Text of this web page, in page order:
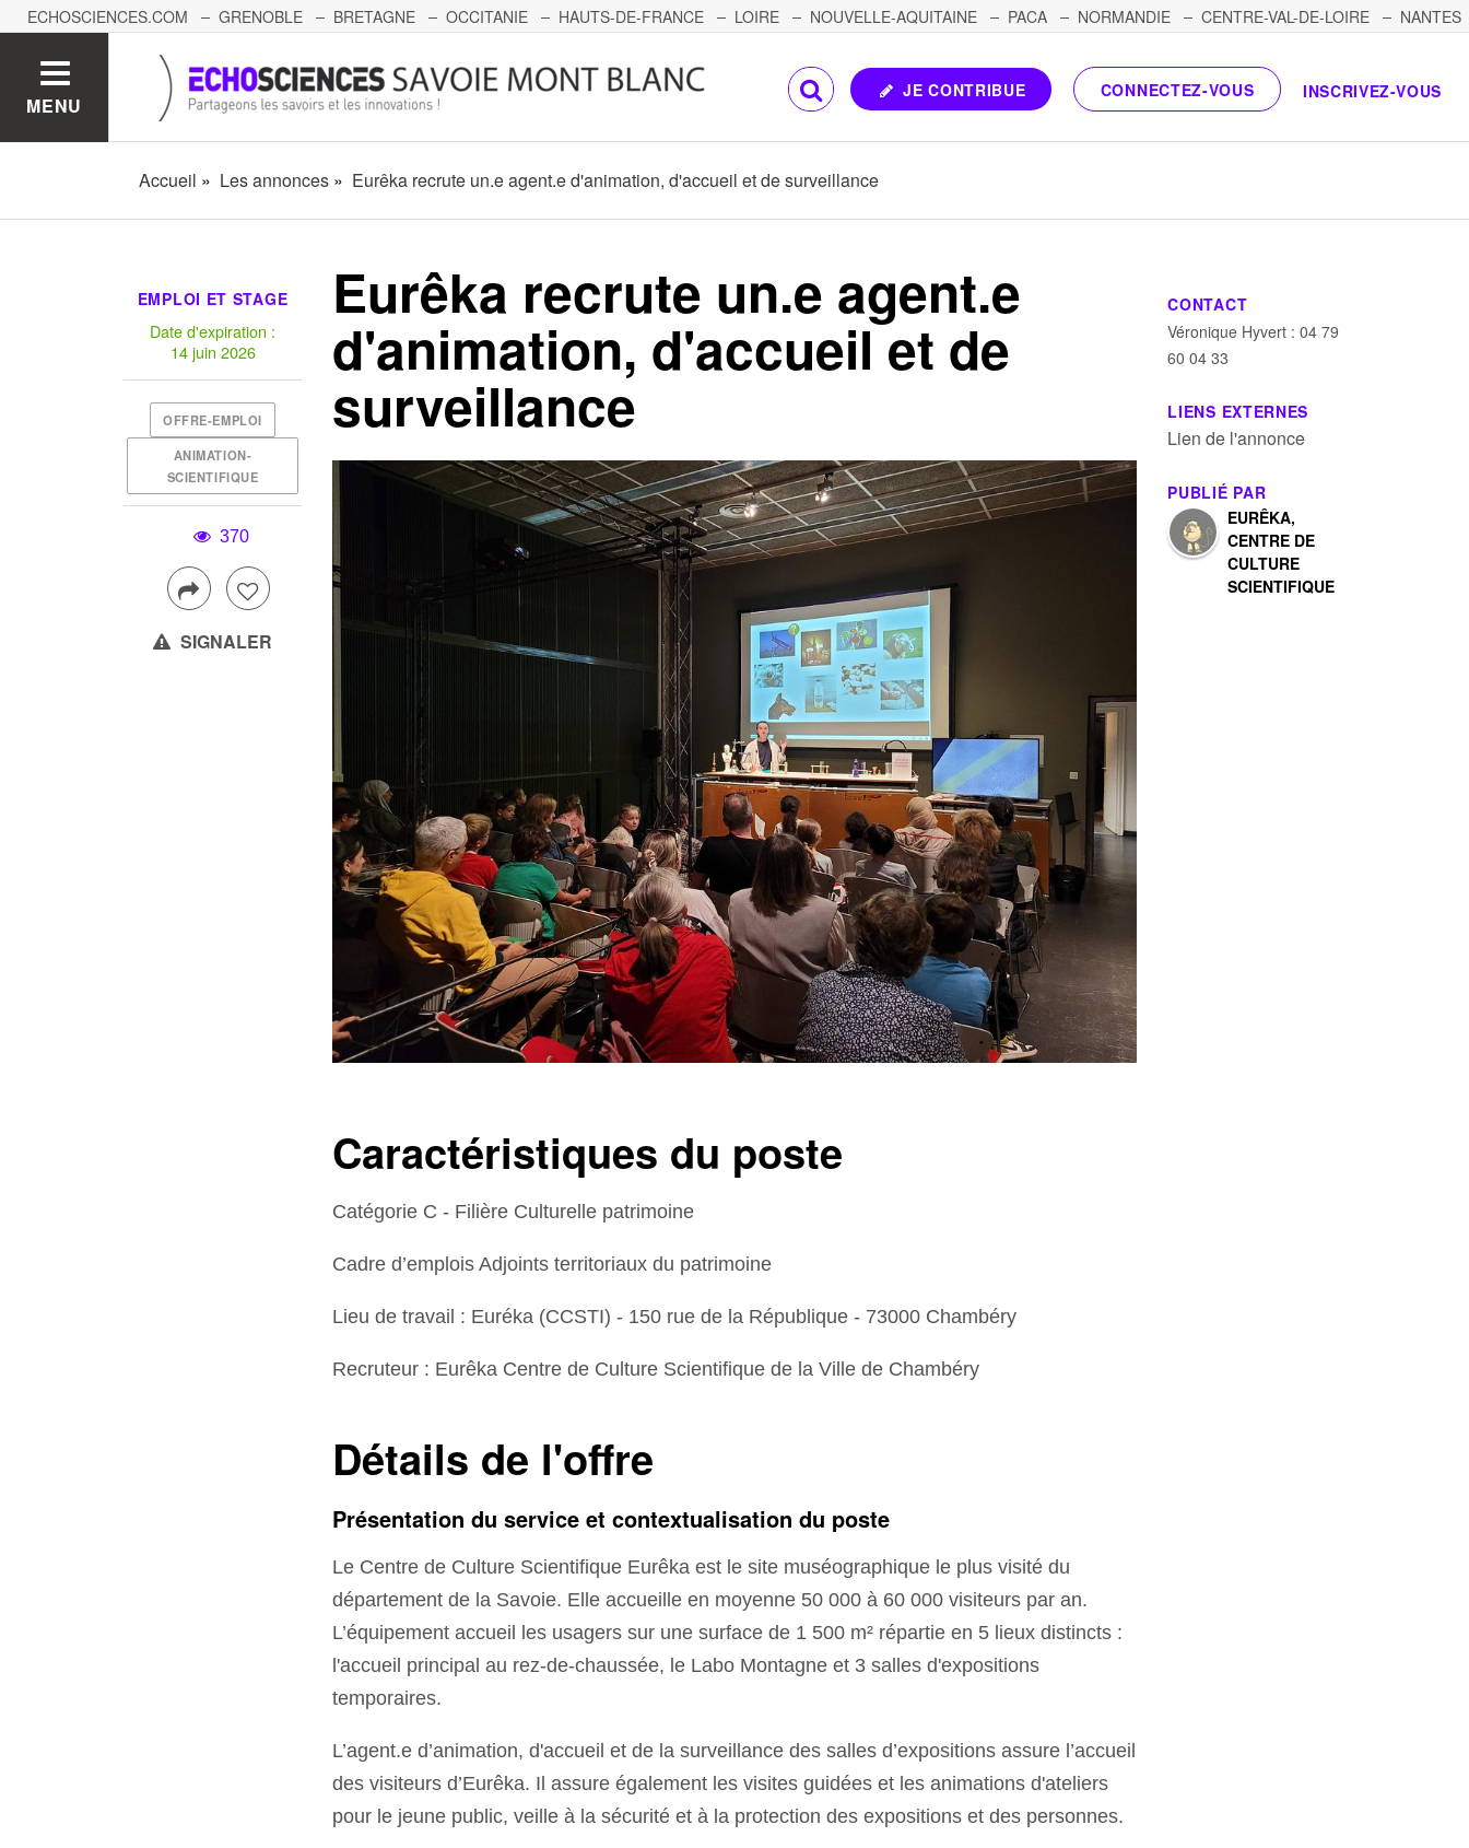
ECHOSCIENCES.COM GRENOBLE BRETAGNE OCCITANIE HAUTS-DE-FRANCE LOIRE NOUVELLE-AQUITAINE PACA NORMANDIE CENTRE-VAL-DE-LOIRE
NANTES
MENU
JE CONTRIBUE CONNECTEZ-VOUS INSCRIVEZ-VOUS
Accueil Les annonces Eurêka recrute un.e agent.e d'animation, d'accueil et de surveillance
Eurêka recrute un.e agent.e
d'animation, d'accueil et de
surveillance
Caractéristiques du poste
Catégorie C - Filière Culturelle patrimoine
Cadre d’emplois Adjoints territoriaux du patrimoine
Lieu de travail : Euréka (CCSTI) - 150 rue de la République - 73000 Chambéry
Recruteur : Eurêka Centre de Culture Scientifique de la Ville de Chambéry
Détails de l'offre
Présentation du service et contextualisation du poste
Le Centre de Culture Scientifique Eurêka est le site muséographique le plus visité du
département de la Savoie. Elle accueille en moyenne 50 000 à 60 000 visiteurs par an.
L’équipement accueil les usagers sur une surface de 1 500 m² répartie en 5 lieux distincts :
l'accueil principal au rez-de-chaussée, le Labo Montagne et 3 salles d'expositions
temporaires.
L’agent.e d’animation, d'accueil et de la surveillance des salles d’expositions assure l’accueil
des visiteurs d’Eurêka. Il assure également les visites guidées et les animations d'ateliers
pour le jeune public, veille à la sécurité et à la protection des expositions et des personnes.
EMPLOI ET STAGE
Date d'expiration :
14 juin 2026
OFFRE-EMPLOI
ANIMATION-
SCIENTIFIQUE
370
SIGNALER
CONTACT
Véronique Hyvert : 04 79
60 04 33
LIENS EXTERNES
Lien de l'annonce
PUBLIÉ PAR
EURÊKA,
CENTRE DE
CULTURE
SCIENTIFIQUE